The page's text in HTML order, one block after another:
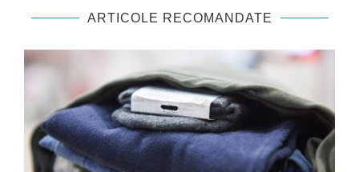
ARTICOLE RECOMANDATE